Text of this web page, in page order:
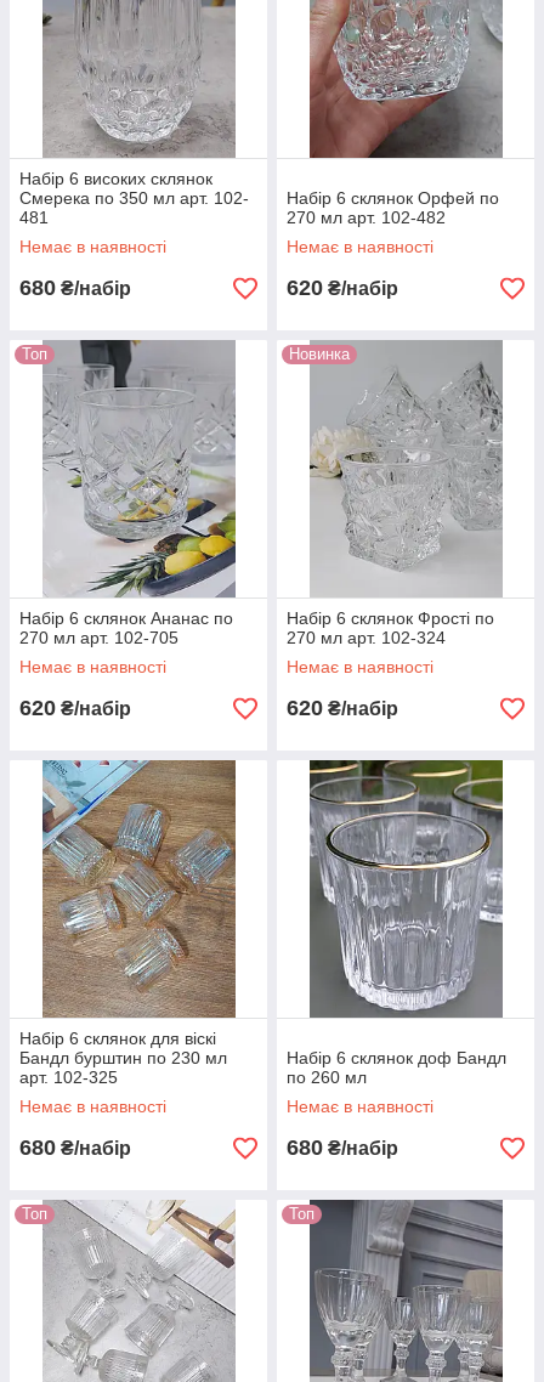
Набір 6 високих склянок
Смерека по 350 мл арт. 102-
481
Немає в наявності
680 ₴/набір
Набір 6 склянок Орфей по
270 мл арт. 102-482
Немає в наявності
620 ₴/набір
Топ
Набір 6 склянок Ананас по
270 мл арт. 102-705
Немає в наявності
620 ₴/набір
Новинка
Набір 6 склянок Фрості по
270 мл арт. 102-324
Немає в наявності
620 ₴/набір
Набір 6 склянок для віскі
Бандл бурштин по 230 мл
арт. 102-325
Немає в наявності
680 ₴/набір
Набір 6 склянок доф Бандл
по 260 мл
Немає в наявності
680 ₴/набір
Топ Топ